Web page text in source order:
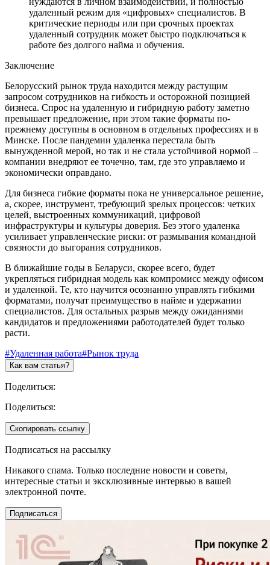
удаленный режим для «цифровых» специалистов. В
критические периоды или при срочных проектах
удаленный сотрудник может быстро подключаться к
работе без долгого найма и обучения.
Заключение
Белорусский рынок труда находится между растущим
запросом сотрудников на гибкость и осторожной позицией
бизнеса. Спрос на удаленную и гибридную работу заметно
превышает предложение, при этом такие форматы по-
прежнему доступны в основном в отдельных профессиях и в
Минске. После пандемии удаленка перестала быть
вынужденной мерой, но так и не стала устойчивой нормой –
компании внедряют ее точечно, там, где это управляемо и
экономически оправдано.
Для бизнеса гибкие форматы пока не универсальное решение,
а, скорее, инструмент, требующий зрелых процессов: четких
целей, выстроенных коммуникаций, цифровой
инфраструктуры и культуры доверия. Без этого удаленка
усиливает управленческие риски: от размывания командной
связности до выгорания сотрудников.
В ближайшие годы в Беларуси, скорее всего, будет
укрепляться гибридная модель как компромисс между офисом
и удаленкой. Те, кто научится осознанно управлять гибкими
форматами, получат преимущество в найме и удержании
специалистов. Для остальных разрыв между ожиданиями
кандидатов и предложениями работодателей будет только
расти.
#Удаленная работа#Рынок труда
Как вам статья?
Поделиться:
Поделиться:
Скопировать ссылку
Подписаться на рассылку
Никакого спама. Только последние новости и советы,
интересные статьи и эксклюзивные интервью в вашей
электронной почте.
Подписаться